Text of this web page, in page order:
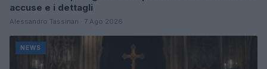
accuse e i dettagli
Alessandro Tassinari · 7 Ago 2026
NEWS